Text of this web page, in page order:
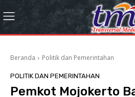
Beranda Politik dan Pemerintahan
POLITIK DAN PEMERINTAHAN
Pemkot Mojokerto